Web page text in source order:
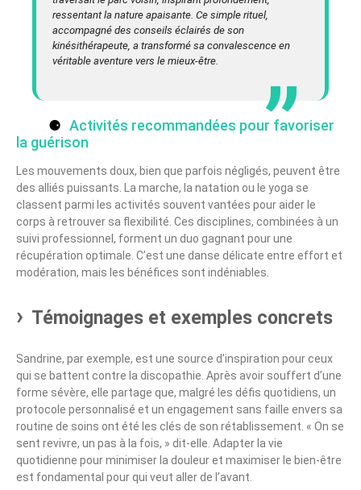
ressentant la nature apaisante. Ce simple rituel,
accompagné des conseils éclairés de son
kinésithérapeute, a transformé sa convalescence en
véritable aventure vers le mieux-être.
Activités recommandées pour favoriser
la guérison
Les mouvements doux, bien que parfois négligés, peuvent être
des alliés puissants. La marche, la natation ou le yoga se
classent parmi les activités souvent vantées pour aider le
corps à retrouver sa flexibilité. Ces disciplines, combinées à un
suivi professionnel, forment un duo gagnant pour une
récupération optimale. C’est une danse délicate entre effort et
modération, mais les bénéfices sont indéniables.
Témoignages et exemples concrets
Sandrine, par exemple, est une source d’inspiration pour ceux
qui se battent contre la discopathie. Après avoir souffert d’une
forme sévère, elle partage que, malgré les défis quotidiens, un
protocole personnalisé et un engagement sans faille envers sa
routine de soins ont été les clés de son rétablissement. « On se
sent revivre, un pas à la fois, » dit-elle. Adapter la vie
quotidienne pour minimiser la douleur et maximiser le bien-être
est fondamental pour qui veut aller de l’avant.